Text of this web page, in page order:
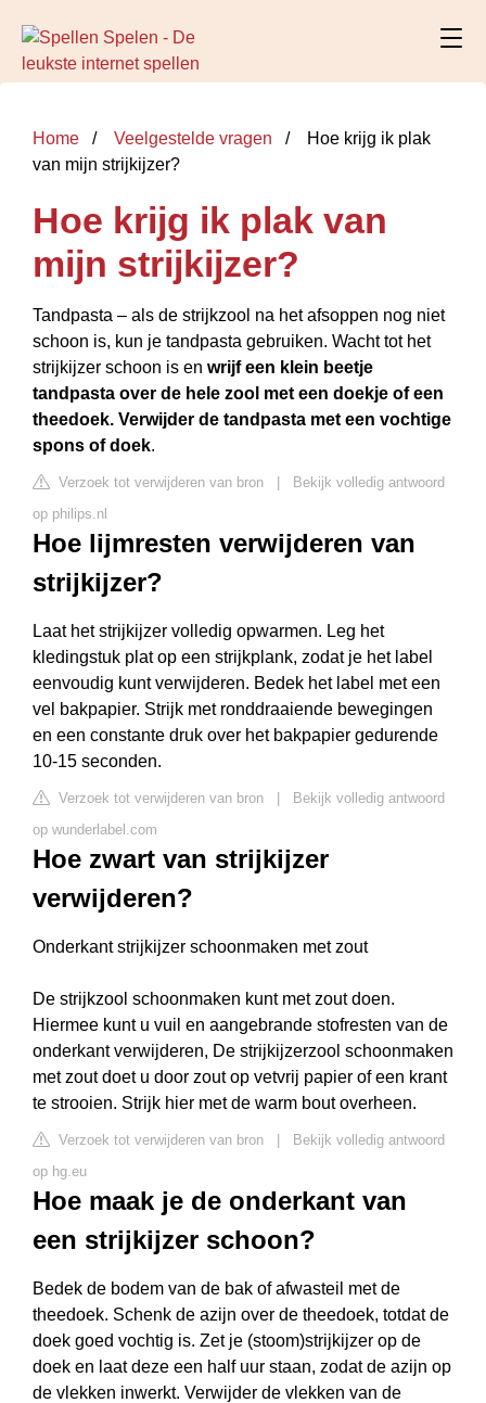
Home Veelgestelde vragen
Hoe krijg ik plak
van mijn strijkijzer?
Hoe krijg ik plak van
mijn strijkijzer?
Tandpasta – als de strijkzool na het afsoppen nog niet
schoon is, kun je tandpasta gebruiken. Wacht tot het
strijkijzer schoon is en wrijf een klein beetje
tandpasta over de hele zool met een doekje of een
theedoek. Verwijder de tandpasta met een vochtige
spons of doek.
Verzoek tot verwijderen van bron
Bekijk volledig antwoord
op philips.nl
Hoe lijmresten verwijderen van
strijkijzer?
Laat het strijkijzer volledig opwarmen. Leg het
kledingstuk plat op een strijkplank, zodat je het label
eenvoudig kunt verwijderen. Bedek het label met een
vel bakpapier. Strijk met ronddraaiende bewegingen
en een constante druk over het bakpapier gedurende
10-15 seconden.
Verzoek tot verwijderen van bron
Bekijk volledig antwoord
op wunderlabel.com
Hoe zwart van strijkijzer
verwijderen?
Onderkant strijkijzer schoonmaken met zout
De strijkzool schoonmaken kunt met zout doen.
Hiermee kunt u vuil en aangebrande stofresten van de
onderkant verwijderen, De strijkijzerzool schoonmaken
met zout doet u door zout op vetvrij papier of een krant
te strooien. Strijk hier met de warm bout overheen.
Verzoek tot verwijderen van bron
Bekijk volledig antwoord
op hg.eu
Hoe maak je de onderkant van
een strijkijzer schoon?
Bedek de bodem van de bak of afwasteil met de
theedoek. Schenk de azijn over de theedoek, totdat de
doek goed vochtig is. Zet je (stoom)strijkijzer op de
doek en laat deze een half uur staan, zodat de azijn op
de vlekken inwerkt. Verwijder de vlekken van de